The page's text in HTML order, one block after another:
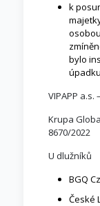
k
bylo
VIPAPP a.s.
Krupa
8670/2022
U dlužníků
BGQ
České